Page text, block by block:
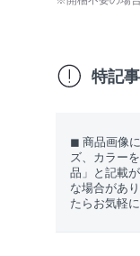
特記
◼︎ 商品画像
ズ、カラー
品」と記載
な場合があ
たらお気軽